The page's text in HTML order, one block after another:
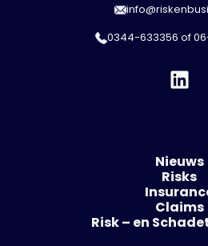
0344-633356 of
Nieuws
Risks
Claims
Risk – en